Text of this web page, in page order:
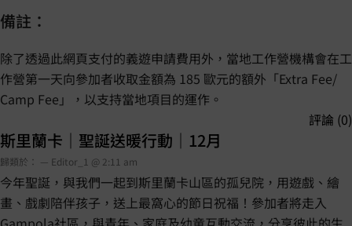
備註：
除了透過此網頁支付的義遊申請費用外，當地工作營機構會在工
作營第一天向參加者收取金額為 185 歐元的額外「Extra Fee/
Camp Fee」，以支持當地項目的運作。
評論 (0)
斯里蘭卡｜聖誕送暖行動｜12月
歸類於： — Editor_1 @ 2:11 am
今年聖誕，與我們一起到斯里蘭卡山區的孤兒院，用遊戲、繪
畫、戲劇陪伴孩子，送上最窩心的節日祝福！參加者將走入